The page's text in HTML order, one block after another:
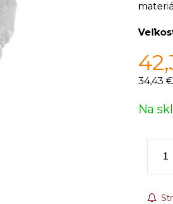
34,43 €
Na